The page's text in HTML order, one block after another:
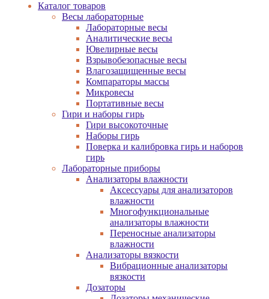
Каталог товаров
Весы лабораторные
Лабораторные весы
Аналитические весы
Ювелирные весы
Взрывобезопасные весы
Влагозащищенные весы
Компараторы массы
Микровесы
Портативные весы
Гири и наборы гирь
Гири высокоточные
Наборы гирь
Поверка и калибровка гирь и наборов
гирь
Лабораторные приборы
Анализаторы влажности
Аксессуары для анализаторов
влажности
Многофункциональные
анализаторы влажности
Переносные анализаторы
влажности
Анализаторы вязкости
Вибрационные анализаторы
вязкости
Дозаторы